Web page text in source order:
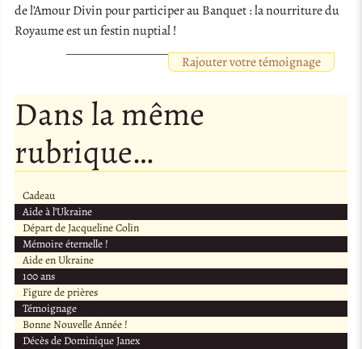
de l’Amour Divin pour participer au Banquet : la nourriture du
Royaume est un festin nuptial !
Rajouter votre témoignage
Dans la même
rubrique…
Cadeau
Aide à l’Ukraine
Départ de Jacqueline Colin
Mémoire éternelle !
Aide en Ukraine
100 ans
Figure de prières
Témoignage
Bonne Nouvelle Année !
Décès de Dominique Janex